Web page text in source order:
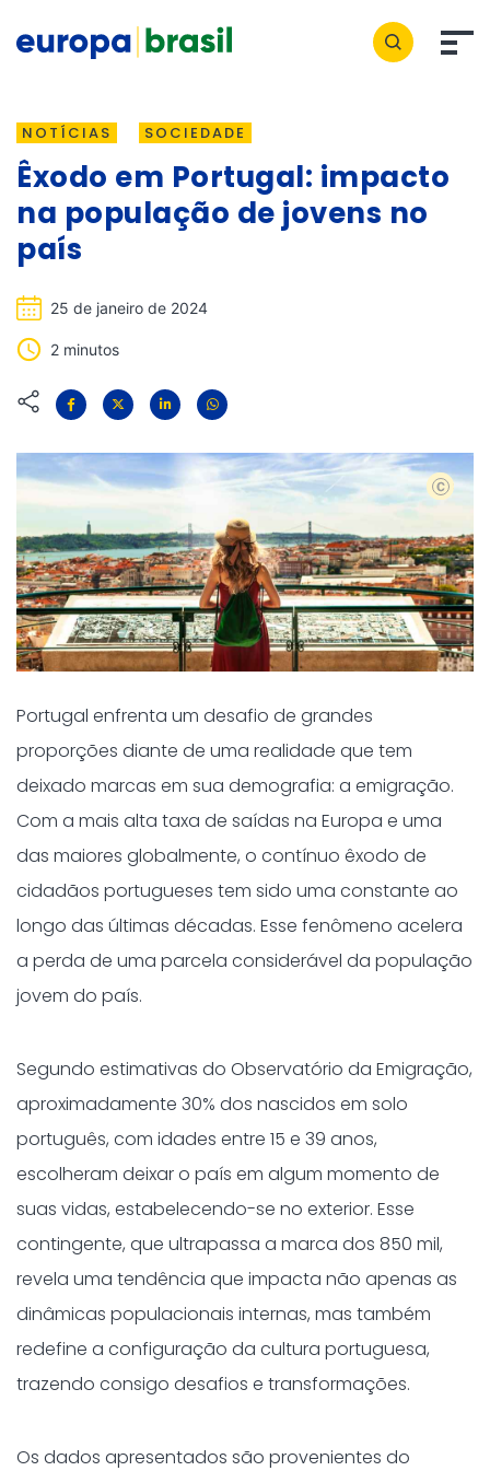
NOTÍCIAS SOCIEDADE
Êxodo em Portugal: impacto
na população de jovens no
país
25 de janeiro de 2024
2 minutos
Portugal enfrenta um desafio de grandes
proporções diante de uma realidade que tem
deixado marcas em sua demografia: a emigração.
Com a mais alta taxa de saídas na Europa e uma
das maiores globalmente, o contínuo êxodo de
cidadãos portugueses tem sido uma constante ao
longo das últimas décadas. Esse fenômeno acelera
a perda de uma parcela considerável da população
jovem do país.
Segundo estimativas do Observatório da Emigração,
aproximadamente 30% dos nascidos em solo
português, com idades entre 15 e 39 anos,
escolheram deixar o país em algum momento de
suas vidas, estabelecendo-se no exterior. Esse
contingente, que ultrapassa a marca dos 850 mil,
revela uma tendência que impacta não apenas as
dinâmicas populacionais internas, mas também
redefine a configuração da cultura portuguesa,
trazendo consigo desafios e transformações.
Os dados apresentados são provenientes do